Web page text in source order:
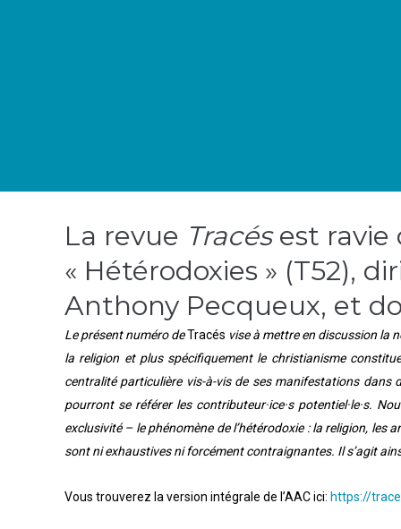
La revue Tracésest ravie
« Hétérodoxies » (T52),
Anthony Pecqueux, et
Le présent numéro deTracés vise à mettre en discussion la
la religion et plus spécifiquement le christianisme
centralité particulière vis-à-vis de ses manifestations dans
pourront se référer les contributeur·ice·s potentiel·le·s.
exclusivité – le phénomène de l’hétérodoxie : la religion,
sont ni exhaustives ni forcément contraignantes. Il s’agit
Vous trouverez la version intégrale de l’AAC ici: https://